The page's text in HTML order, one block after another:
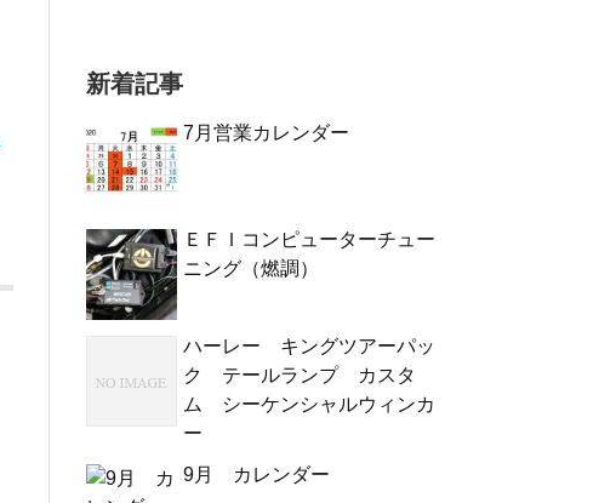
新着記事
7月営業カレンダー
ＥＦＩコンピューターチュー
ニング（燃調）
ハーレー キングツアーパッ
ク テールランプ カスタ
ム シーケンシャルウィンカ
ー
9月 カレンダー